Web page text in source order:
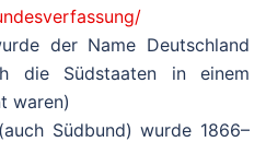
der Name Deutschland
die Südstaaten in einem
waren)
Südbund) wurde 1866–